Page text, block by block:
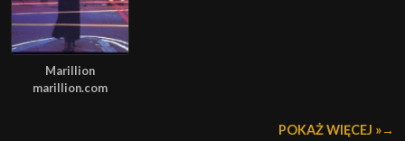
Marillion
marillion.com
POKAŻ WIĘCEJ »